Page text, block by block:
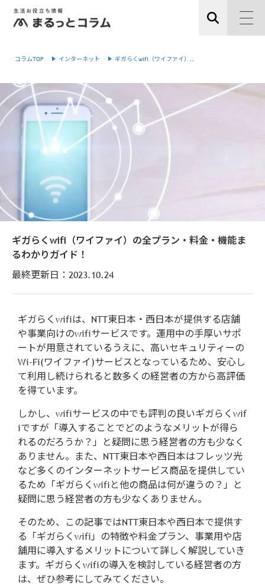
コラムTOP インターネット ギガらくwifi（ワイファイ）…
ギガらくwifi（ワイファイ）の全プラン・料金・機能ま
るわかりガイド！
最終更新日： 2023.10.24
ギガらくwifiは、NTT東日本・西日本が提供する店舗
や事業向けのwifiサービスです。運用中の手厚いサポ
ートが用意されているうえに、高いセキュリティーの
Wi-Fi(ワイファイ)サービスとなっているため、安心し
て利用し続けられると数多くの経営者の方から高評価
を得ています。
しかし、wifiサービスの中でも評判の良いギガらくwif
iですが「導入することでどのようなメリットが得ら
れるのだろうか？」と疑問に思う経営者の方も少なく
ありません。また、NTT東日本や西日本はフレッツ光
など多くのインターネットサービス商品を提供してい
るため「ギガらくwifiと他の商品は何が違うの？」と
疑問に思う経営者の方も少なくありません。
そのため、この記事ではNTT東日本や西日本で提供す
る「ギガらくwifi」の特徴や料金プラン、事業用や店
舗用に導入するメリットについて詳しく解説していき
ます。ギガらくwifiの導入を検討している経営者の方
は、ぜひ参考にしてみてください。